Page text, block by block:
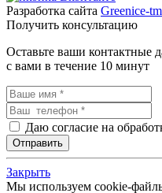
Разработка сайта Greenice-tm
Получить консультацию
Оставьте ваши контактные
с вами в течение 10 минут
Даю согласие на
Закрыть
Мы используем cookie-